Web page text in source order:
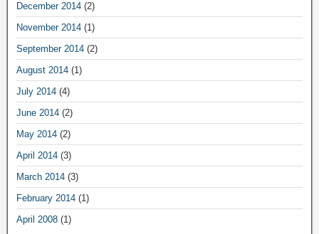
December 2014 (2)
November 2014 (1)
September 2014 (2)
August 2014 (1)
July 2014 (4)
June 2014 (2)
May 2014 (2)
April 2014 (3)
March 2014 (3)
February 2014 (1)
April 2008 (1)